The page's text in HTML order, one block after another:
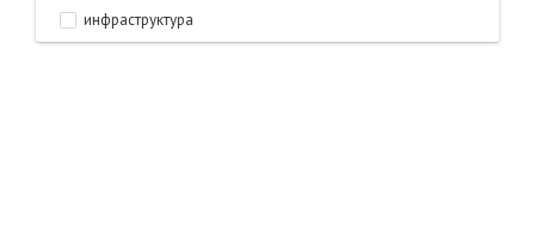
инфраструктура